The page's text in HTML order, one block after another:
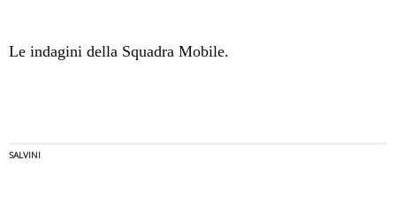
Le indagini della Squadra Mobile.
SALVINI